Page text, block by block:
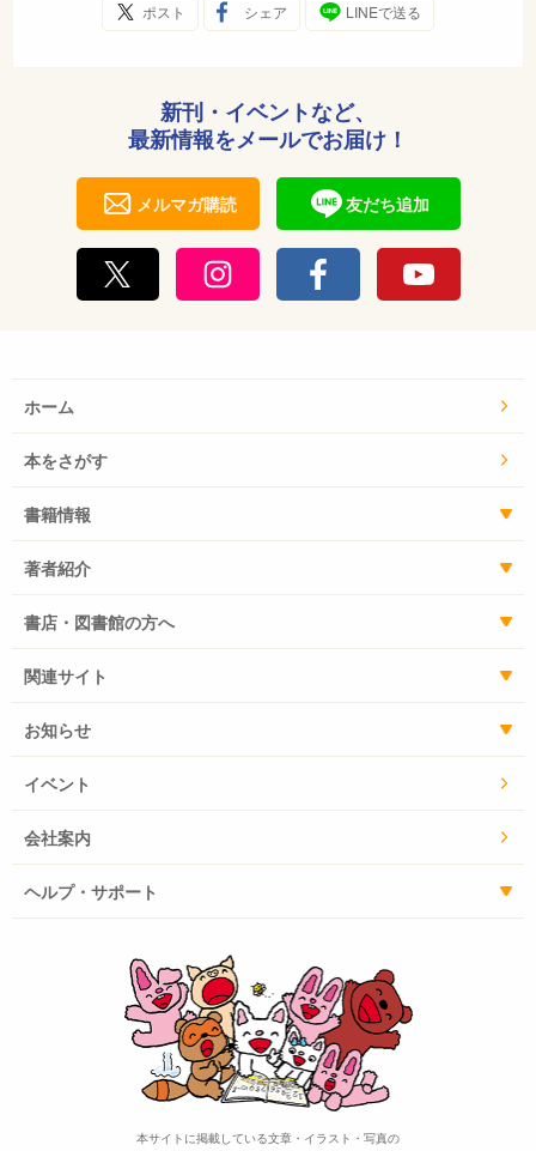
ポスト シェア LINEで送る
新刊・イベントなど、
最新情報をメールでお届け！
メルマガ購読 友だち追加
ホーム
本をさがす
書籍情報
著者紹介
書店・図書館の方へ
関連サイト
お知らせ
イベント
会社案内
ヘルプ・サポート
本サイトに掲載している文章・イラスト・写真の